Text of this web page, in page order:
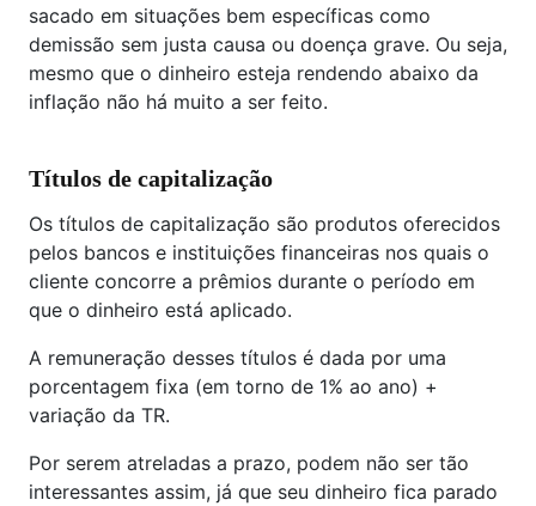
sacado em situações bem específicas como
demissão sem justa causa ou doença grave. Ou seja,
mesmo que o dinheiro esteja rendendo abaixo da
inflação não há muito a ser feito.
Títulos de capitalização
Os títulos de capitalização são produtos oferecidos
pelos bancos e instituições financeiras nos quais o
cliente concorre a prêmios durante o período em
que o dinheiro está aplicado.
A remuneração desses títulos é dada por uma
porcentagem fixa (em torno de 1% ao ano) +
variação da TR.
Por serem atreladas a prazo, podem não ser tão
interessantes assim, já que seu dinheiro fica parado